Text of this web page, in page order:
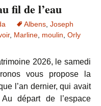
fil de l’eau
Albens Joseph
, Marline moulin Orly
2026, le samedi
vous propose la
l’an dernier, qui avait
départ de l’espace